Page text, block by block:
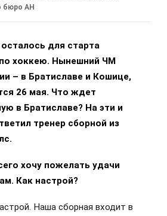
бюро АН
для старта
хоккею. Нынешний ЧМ
– в Братиславе и Кошице,
26 мая. Что ждет
в Братиславе? На эти и
тренер сборной из
хочу пожелать удачи
Как настрой?
Наша сборная входит в